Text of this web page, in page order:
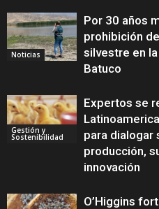
Noticias
Por 30 años
prohibición
silvestre en
Batuco
Gestión y
Sostenibilidad
Expertos se
para dialogar
producción,
innovación
O’Higgins